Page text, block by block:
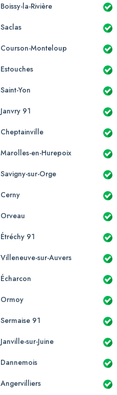
Boissy-la-Rivière
Saclas
Courson-Monteloup
Estouches
Saint-Yon
Janvry 91
Cheptainville
Marolles-en-Hurepoix
Savigny-sur-Orge
Cerny
Orveau
Étréchy 91
Villeneuve-sur-Auvers
Écharcon
Ormoy
Sermaise 91
Janville-sur-Juine
Dannemois
Angervilliers